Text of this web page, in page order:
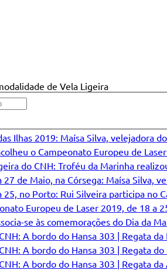
de Vela Ligeira
Ilhas 2019: Maísa Silva, velejadora
o Campeonato Europeu de
do CNH: Troféu da Marinha
27 de Maio, na Córsega: Maísa Silva,
25, no Porto: Rui Silveira participa no
Europeu de Laser 2019, de 18 a
se às comemorações do Dia da
A bordo do Hansa 303 | Regata
A bordo do Hansa 303 | Regata
A bordo do Hansa 303 | Regata da